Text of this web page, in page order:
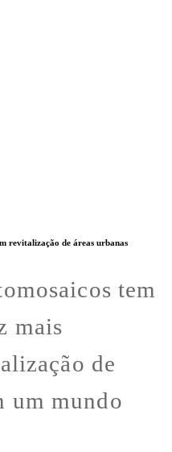
revitalização de áreas urbanas
tem
mais
de
um mundo